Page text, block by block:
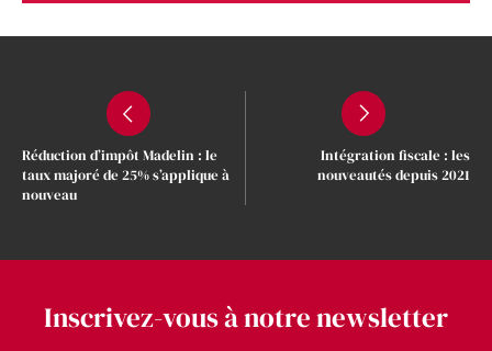
Réduction d’impôt Madelin : le
taux majoré de 25% s’applique à
nouveau
Intégration fiscale : les
nouveautés depuis 2021
Inscrivez-vous à notre newsletter